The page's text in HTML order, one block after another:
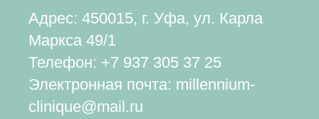
Адрес: 450015, г. Уфа, ул. Карла
Маркса 49/1
Телефон: +7 937 305 37 25
Электронная почта: millennium-
clinique@mail.ru